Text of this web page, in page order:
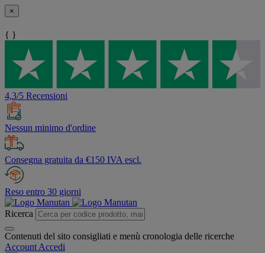
×
{ }
4,3/5 Recensioni
Nessun minimo d'ordine
Consegna gratuita da €150 IVA escl.
Reso entro 30 giorni
Ricerca
Contenuti del sito consigliati e menù cronologia delle ricerche
Account Accedi